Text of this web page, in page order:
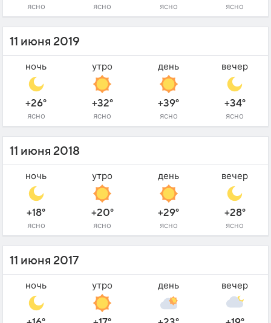
ясно ясно ясно ясно
11 июня 2019
ночь
+26°
ясно
утро
+32°
ясно
день
+39°
ясно
вечер
+34°
ясно
11 июня 2018
ночь
+18°
ясно
утро
+20°
ясно
день
+29°
ясно
вечер
+28°
ясно
11 июня 2017
ночь утро день вечер